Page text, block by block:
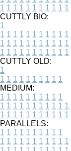
1 1 1 1 1 1 1 1 1 1 1
CUTTLY BIO:
1
1 1 1 1 1 1 1 1 1 1 1
1 1 1 1 1 1 1 1 1 1 1
1 1 1 1 1 1 1 1 1 1 1
CUTTLY OLD:
1
1 1 1 1 1 1 1 1 1 1
MEDIUM:
1 1 1 1 1 1 1 1 1 1
1 1 1 1 1 1 1 1 1 1 1
1 1 1 1 1 1 1 1 1 1 1
PARALLELS:
1 1 1 1 1 1 1 1 1 1
1 1 1 1 1 1 1 1 1 1 1